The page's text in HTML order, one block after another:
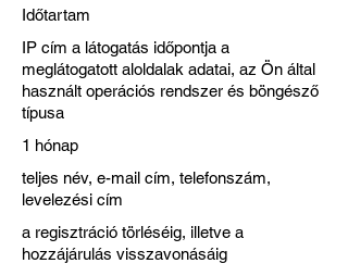
Időtartam
IP cím a látogatás időpontja a
meglátogatott aloldalak adatai, az Ön által
használt operációs rendszer és böngésző
típusa
1 hónap
teljes név, e-mail cím, telefonszám,
levelezési cím
a regisztráció törléséig, illetve a
hozzájárulás visszavonásáig